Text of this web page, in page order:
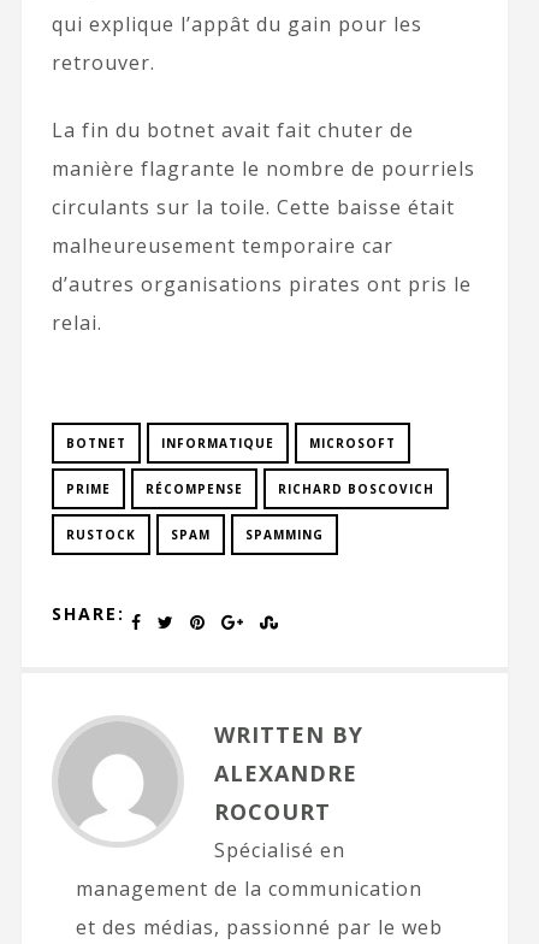
qui explique l’appât du gain pour les
retrouver.
La fin du botnet avait fait chuter de
manière flagrante le nombre de pourriels
circulants sur la toile. Cette baisse était
malheureusement temporaire car
d’autres organisations pirates ont pris le
relai.
BOTNET INFORMATIQUE MICROSOFT
PRIME RÉCOMPENSE RICHARD BOSCOVICH
RUSTOCK SPAM SPAMMING
SHARE:
WRITTEN BY
ALEXANDRE
ROCOURT
Spécialisé en
management de la communication
et des médias, passionné par le web